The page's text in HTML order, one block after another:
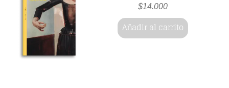
$14.000
Añadir al carrito